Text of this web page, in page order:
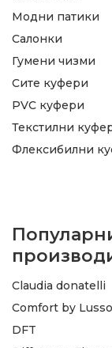
Модни патики
Салонки
Гумени чизми
Сите куфери
PVC куфери
Текстилни
Флексибилни
Claudia donatelli
Comfort by Lusso
DFT